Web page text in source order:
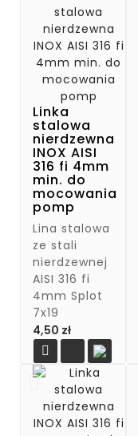
Linka
stalowa
nierdzewna
INOX AISI
316 fi 4mm
min. do
mocowania
pomp
Lina stalowa
ze stali
nierdzewnej
AISI 316 fi
4mm Splot
7x19
4,50 złCena
